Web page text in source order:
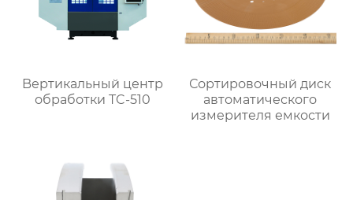
Bертикальный центр
обработки TC-510
Сортировочный диск
автоматического
измерителя емкости